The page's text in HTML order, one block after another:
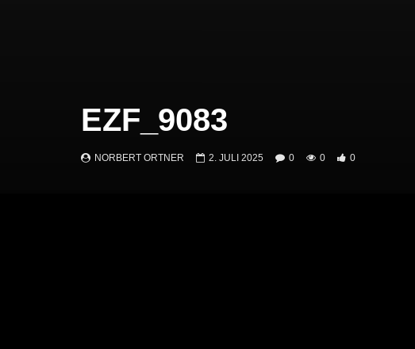
EZF_9083
NORBERT ORTNER 2. JULI 2025 0 0 0